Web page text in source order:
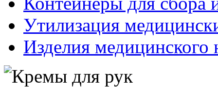
Утилизация
Изделия медицинского